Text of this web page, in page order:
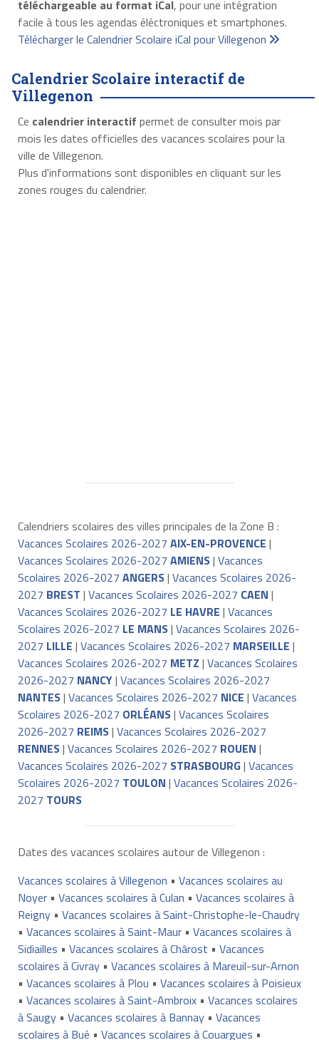
téléchargeable au format iCal, pour une intégration
facile à tous les agendas éléctroniques et smartphones.
Télécharger le Calendrier Scolaire iCal pour Villegenon
Calendrier Scolaire interactif de
Villegenon
Ce calendrier interactif permet de consulter mois par
mois les dates officielles des vacances scolaires pour la
ville de Villegenon.
Plus d'informations sont disponibles en cliquant sur les
zones rouges du calendrier.
Calendriers scolaires des villes principales de la Zone B :
Vacances Scolaires 2026-2027 AIX-EN-PROVENCE |
Vacances Scolaires 2026-2027 AMIENS| Vacances
Scolaires 2026-2027 ANGERS| Vacances Scolaires 2026-
2027 BREST | Vacances Scolaires 2026-2027 CAEN |
Vacances Scolaires 2026-2027 LE HAVRE | Vacances
Scolaires 2026-2027 LE MANS| Vacances Scolaires 2026-
2027 LILLE | Vacances Scolaires 2026-2027 MARSEILLE |
Vacances Scolaires 2026-2027 METZ | Vacances Scolaires
2026-2027 NANCY| Vacances Scolaires 2026-2027
NANTES| Vacances Scolaires 2026-2027 NICE | Vacances
Scolaires 2026-2027 ORLÉANS| Vacances Scolaires
2026-2027 REIMS| Vacances Scolaires 2026-2027
RENNES| Vacances Scolaires 2026-2027 ROUEN |
Vacances Scolaires 2026-2027 STRASBOURG| Vacances
Scolaires 2026-2027 TOULON | Vacances Scolaires 2026-
2027 TOURS
Dates des vacances scolaires autour de Villegenon :
Vacances scolaires à Villegenon • Vacances scolaires au
Noyer• Vacances scolaires à Culan • Vacances scolaires à
Reigny• Vacances scolaires à Saint-Christophe-le-Chaudry
• Vacances scolaires à Saint-Maur• Vacances scolaires à
Sidiailles • Vacances scolaires à Chârost • Vacances
scolaires à Civray• Vacances scolaires à Mareuil-sur-Arnon
• Vacances scolaires à Plou • Vacances scolaires à Poisieux
• Vacances scolaires à Saint-Ambroix• Vacances scolaires
à Saugy• Vacances scolaires à Bannay• Vacances
scolaires à Bué • Vacances scolaires à Couargues •